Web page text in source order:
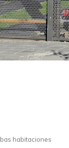
habitaciones